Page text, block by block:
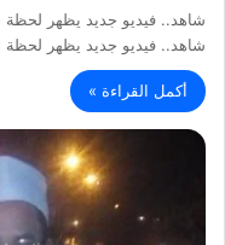
شاهد.. فيديو جديد يظهر لحظة
شاهد.. فيديو جديد يظهر
أكمل القراءة »